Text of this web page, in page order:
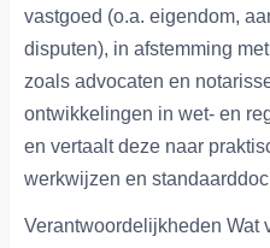
vastgoed (o.a. eigendom,
disputen), in afstemming
zoals advocaten en
ontwikkelingen in wet- en
en vertaalt deze naar
werkwijzen en
Verantwoordelijkheden Wat